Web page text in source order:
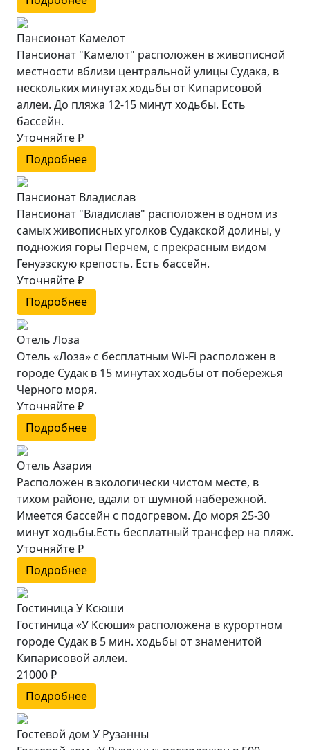
Пансионат Камелот
Пансионат "Камелот" расположен в живописной
местности вблизи центральной улицы Судака, в
нескольких минутах ходьбы от Кипарисовой
аллеи. До пляжа 12-15 минут ходьбы. Есть
бассейн.
Уточняйте ₽
Подробнее
Пансионат Владислав
Пансионат "Владислав" расположен в одном из
самых живописных уголков Судакской долины, у
подножия горы Перчем, с прекрасным видом
Генуэзскую крепость. Есть бассейн.
Уточняйте ₽
Подробнее
Отель Лоза
Отель «Лоза» с бесплатным Wi-Fi расположен в
городе Судак в 15 минутах ходьбы от побережья
Черного моря.
Уточняйте ₽
Подробнее
Отель Азария
Расположен в экологически чистом месте, в
тихом районе, вдали от шумной набережной.
Имеется бассейн с подогревом. До моря 25-30
минут ходьбы.Есть бесплатный трансфер на пляж.
Уточняйте ₽
Подробнее
Гостиница У Ксюши
Гостиница «У Ксюши» расположена в курортном
городе Судак в 5 мин. ходьбы от знаменитой
Кипарисовой аллеи.
21000 ₽
Подробнее
Гостевой дом У Рузанны